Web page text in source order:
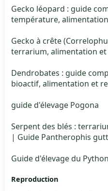
Gecko léopard : guide
température,
Gecko à crête
terrarium, alimentation
Dendrobates : guide
bioactif, alimentation et
guide d'élevage Pogona
Serpent des blés :
| Guide Pantherophis
Guide d'élevage du
Reproduction